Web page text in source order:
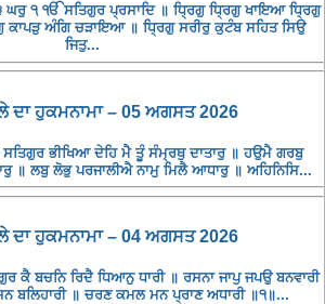
ਘਰੁ ੧ ੴ ਸਤਿਗੁਰ ਪ੍ਰਸਾਦਿ ॥ ਧ੍ਰਿਗੁ ਧ੍ਰਿਗੁ ਖਾਇਆ ਧ੍ਰਿਗੁ
ਅੰਗਿ ਚੜਾਇਆ ॥ ਧ੍ਰਿਗੁ ਸਰੀਰੁ ਕੁਟੰਬ ਸਹਿਤ ਸਿਉ
ਜਿਤੁ...
ਦਾ ਹੁਕਮਨਾਮਾ – 05 ਅਗਸਤ 2026
ਭੀਖਿਆ ਦੇਹਿ ਮੈ ਤੂੰ ਸੰਮ੍ਰਥੁ ਦਾਤਾਰੁ ॥ ਹਉਮੈ ਗਰਬੁ
॥ ਲਬੁ ਲੋਭੁ ਪਰਜਾਲੀਐ ਨਾਮੁ ਮਿਲੈ ਆਧਾਰੁ ॥ ਅਹਿਨਿਸਿ...
ਦਾ ਹੁਕਮਨਾਮਾ – 04 ਅਗਸਤ 2026
ਕੈ ਬਚਨਿ ਰਿਦੈ ਧਿਆਨੁ ਧਾਰੀ ॥ ਰਸਨਾ ਜਾਪੁ ਜਪਉ ਬਨਵਾਰੀ
ਬਲਿਹਾਰੀ ॥ ਚਰਣ ਕਮਲ ਮਨ ਪ੍ਰਾਣ ਅਧਾਰੀ ॥੧॥...